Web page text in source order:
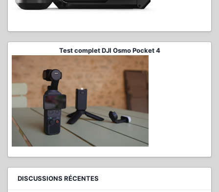
Test complet DJI Osmo Pocket 4
DISCUSSIONS RÉCENTES